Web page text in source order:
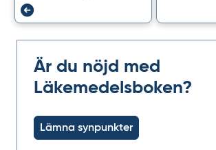
Är du nöjd med
Läkemedelsboken?
Lämna synpunkter